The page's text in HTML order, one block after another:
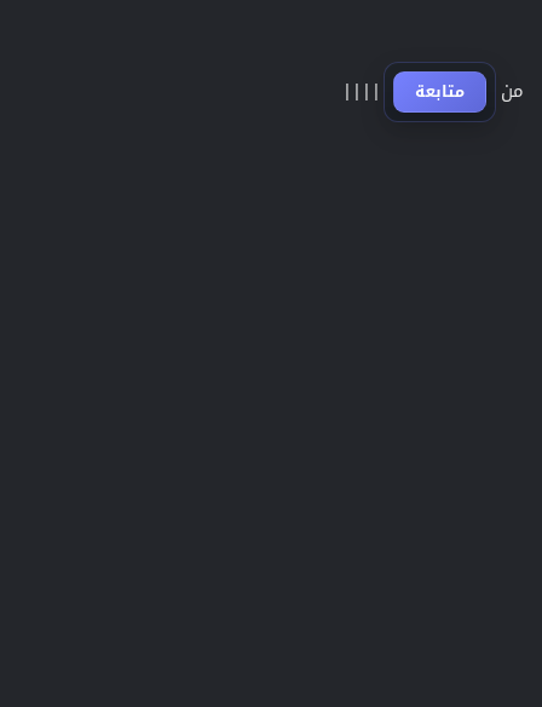
من متابعة |
|
|
|